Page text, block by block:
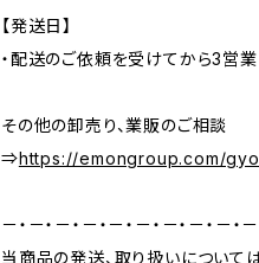
【発送日】
・配送のご依頼を受けてから3営
その他の卸売り、業販のご相談
⇒https://emongroup.com/
－・－・－・－・－・－・－・－・－・－
当商品の発送、取り扱いについては